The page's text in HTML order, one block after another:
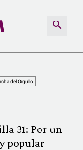
del Orgullo
31: Por un
popular